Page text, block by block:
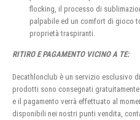
flocking, il processo di
palpabile ed un comfort di gioco
proprietà traspiranti.
RITIRO E PAGAMENTO VICINO A TE:
Decathlonclub è un servizio esclusivo
prodotti sono consegnati
e il pagamento verrà effettuato al
disponibili nei nostri punti vendita,